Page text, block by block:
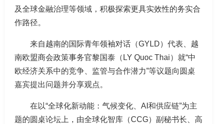
及全球金融治理等领域，积极探索更具实效性的务实合
作路径。
来自越南的国际青年领袖对话（GYLD）代表、越
南欧盟商会政策事务官黎国泰（LY Quoc Thai）就“中
欧经济关系中的竞争、监管与合作潜力”等议题向圆桌
嘉宾提出问题并分享观点。
在以“全球化新动能：气候变化、AI和供应链”为主
题的圆桌论坛上，由全球化智库（CCG）副秘书长、高